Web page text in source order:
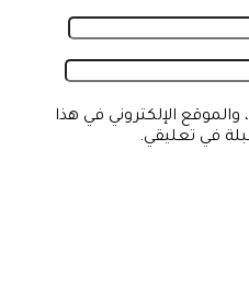
والموقع الإلكتروني في هذا
في تعليقي.